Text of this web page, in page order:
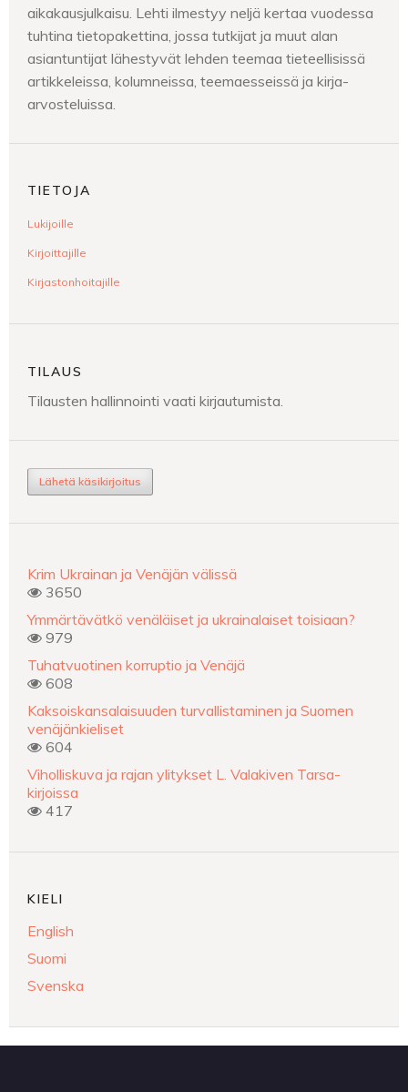
aikakausjulkaisu. Lehti ilmestyy neljä kertaa vuodessa
tuhtina tietopakettina, jossa tutkijat ja muut alan
asiantuntijat lähestyvät lehden teemaa tieteellisissä
artikkeleissa, kolumneissa, teemaesseissä ja kirja-
arvosteluissa.
TIETOJA
Lukijoille
Kirjoittajille
Kirjastonhoitajille
TILAUS
Tilausten hallinnointi vaati kirjautumista.
Lähetä käsikirjoitus
Krim Ukrainan ja Venäjän välissä
3650
Ymmärtävätkö venäläiset ja ukrainalaiset toisiaan?
979
Tuhatvuotinen korruptio ja Venäjä
608
Kaksoiskansalaisuuden turvallistaminen ja Suomen
venäjänkieliset
604
Viholliskuva ja rajan ylitykset L. Valakiven Tarsa-
kirjoissa
417
KIELI
English
Suomi
Svenska